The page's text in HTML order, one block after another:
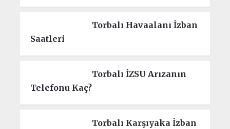
Torbalı Havaalanı İzban
Saatleri
Torbalı İZSU Arızanın
Telefonu Kaç?
Torbalı Karşıyaka İzban